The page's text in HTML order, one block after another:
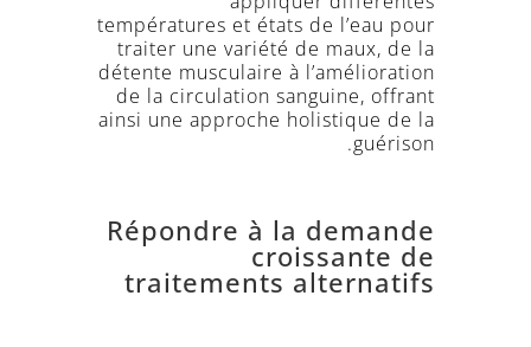
températures et états de l’eau pour
traiter une variété de maux, de la
détente musculaire à l’amélioration
de la circulation sanguine, offrant
ainsi une approche holistique de la
guérison.
Répondre à la demande
croissante de
traitements alternatifs